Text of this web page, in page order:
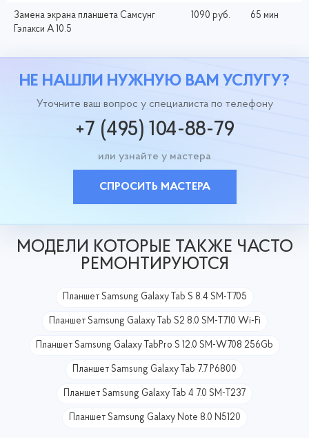
Замена экрана планшета Самсунг
Гэлакси A 10.5
1090 руб. 65 мин
НЕ НАШЛИ НУЖНУЮ ВАМ УСЛУГУ?
Уточните ваш вопрос у специалиста по телефону
+7 (495) 104-88-79
или узнайте у мастера
СПРОСИТЬ МАСТЕРА
МОДЕЛИ КОТОРЫЕ ТАКЖЕ ЧАСТО
РЕМОНТИРУЮТСЯ
Планшет Samsung Galaxy Tab S 8.4 SM-T705
Планшет Samsung Galaxy Tab S2 8.0 SM-T710 Wi-Fi
Планшет Samsung Galaxy TabPro S 12.0 SM-W708 256Gb
Планшет Samsung Galaxy Tab 7.7 P6800
Планшет Samsung Galaxy Tab 4 7.0 SM-T237
Планшет Samsung Galaxy Note 8.0 N5120